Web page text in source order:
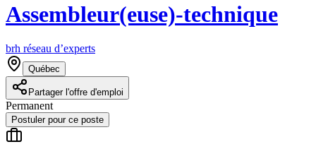
Assembleur(euse)-technique
brh réseau d’experts
Québec
Partager l'offre d'emploi
Permanent
Postuler pour ce poste